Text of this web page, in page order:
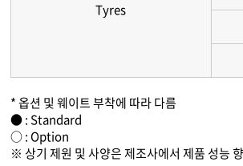
Tyres
* 옵션 및 웨이트 부착에 따라 다름
● : Standard
○ : Option
※ 상기 제원 및 사양은 제조사에서 제품 성능